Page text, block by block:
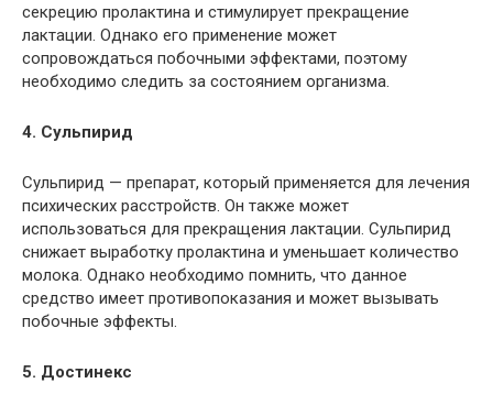
секрецию пролактина и стимулирует прекращение
лактации. Однако его применение может
сопровождаться побочными эффектами, поэтому
необходимо следить за состоянием организма.
4. Сульпирид
Сульпирид — препарат, который применяется для лечения
психических расстройств. Он также может
использоваться для прекращения лактации. Сульпирид
снижает выработку пролактина и уменьшает количество
молока. Однако необходимо помнить, что данное
средство имеет противопоказания и может вызывать
побочные эффекты.
5. Достинекс